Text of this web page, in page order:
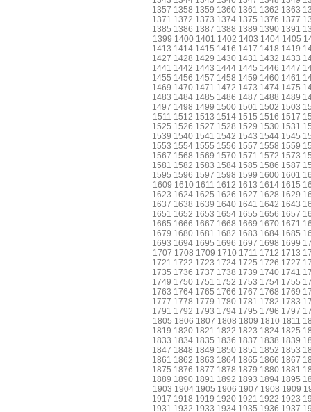
1357 1358 1359 1360 1361 1362 1363
1371 1372 1373 1374 1375 1376 1377
1385 1386 1387 1388 1389 1390 1391
1399 1400 1401 1402 1403 1404 1405
1413 1414 1415 1416 1417 1418 1419
1427 1428 1429 1430 1431 1432 1433
1441 1442 1443 1444 1445 1446 1447
1455 1456 1457 1458 1459 1460 1461
1469 1470 1471 1472 1473 1474 1475
1483 1484 1485 1486 1487 1488 1489
1497 1498 1499 1500 1501 1502 1503
1511 1512 1513 1514 1515 1516 1517
1525 1526 1527 1528 1529 1530 1531
1539 1540 1541 1542 1543 1544 1545
1553 1554 1555 1556 1557 1558 1559
1567 1568 1569 1570 1571 1572 1573
1581 1582 1583 1584 1585 1586 1587
1595 1596 1597 1598 1599 1600 1601
1609 1610 1611 1612 1613 1614 1615
1623 1624 1625 1626 1627 1628 1629
1637 1638 1639 1640 1641 1642 1643
1651 1652 1653 1654 1655 1656 1657
1665 1666 1667 1668 1669 1670 1671
1679 1680 1681 1682 1683 1684 1685
1693 1694 1695 1696 1697 1698 1699
1707 1708 1709 1710 1711 1712 1713
1721 1722 1723 1724 1725 1726 1727
1735 1736 1737 1738 1739 1740 1741
1749 1750 1751 1752 1753 1754 1755
1763 1764 1765 1766 1767 1768 1769
1777 1778 1779 1780 1781 1782 1783
1791 1792 1793 1794 1795 1796 1797
1805 1806 1807 1808 1809 1810 1811
1819 1820 1821 1822 1823 1824 1825
1833 1834 1835 1836 1837 1838 1839
1847 1848 1849 1850 1851 1852 1853
1861 1862 1863 1864 1865 1866 1867
1875 1876 1877 1878 1879 1880 1881
1889 1890 1891 1892 1893 1894 1895
1903 1904 1905 1906 1907 1908 1909
1917 1918 1919 1920 1921 1922 1923
1931 1932 1933 1934 1935 1936 1937